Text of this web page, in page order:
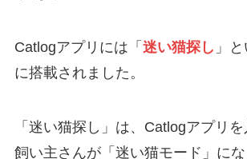
Catlogアプリには「 迷い猫探し 」
に搭載されました。
「迷い猫探し」は、Catlogアプリ
飼い主さんが「迷い猫モード」に